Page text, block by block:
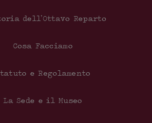
dell’Ottavo Reparto
Cosa Facciamo
e Regolamento
La Sede e il Museo